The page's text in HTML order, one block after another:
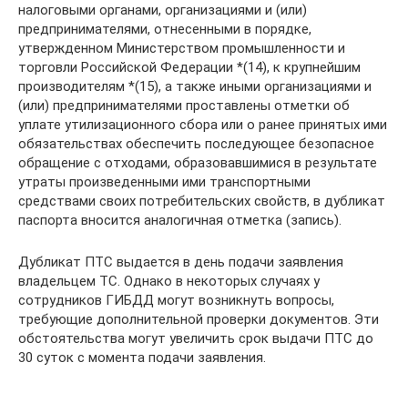
налоговыми органами, организациями и (или)
предпринимателями, отнесенными в порядке,
утвержденном Министерством промышленности и
торговли Российской Федерации *(14), к крупнейшим
производителям *(15), а также иными организациями и
(или) предпринимателями проставлены отметки об
уплате утилизационного сбора или о ранее принятых ими
обязательствах обеспечить последующее безопасное
обращение с отходами, образовавшимися в результате
утраты произведенными ими транспортными
средствами своих потребительских свойств, в дубликат
паспорта вносится аналогичная отметка (запись).
Дубликат ПТС выдается в день подачи заявления
владельцем ТС. Однако в некоторых случаях у
сотрудников ГИБДД могут возникнуть вопросы,
требующие дополнительной проверки документов. Эти
обстоятельства могут увеличить срок выдачи ПТС до
30 суток с момента подачи заявления.